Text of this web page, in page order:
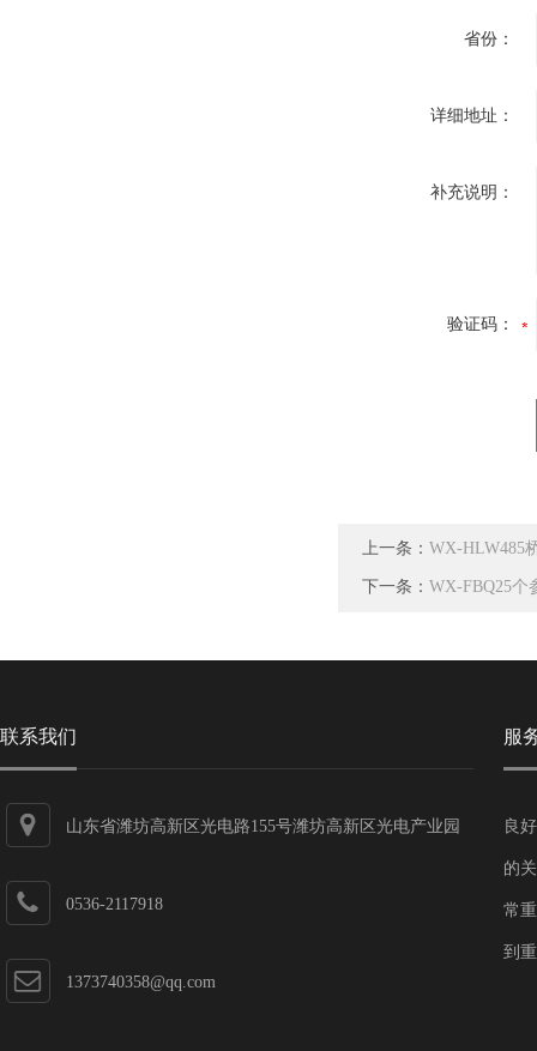
省份：
详细地址：
补充说明：
验证码：
上一条： WX-HLW485
下一条： WX-FBQ25个
联系我们
山东省潍坊高新区光电路155号潍坊高新区光电产业园
0536-2117918
1373740358@qq.com
服
良
的
常
到